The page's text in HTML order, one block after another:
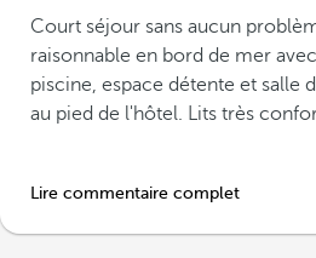
Court séjour sans aucun problème, hôtel de
raisonnable en bord de mer
piscine, espace détente et salle
au pied de l'hôtel. Lits très
Lire commentaire complet